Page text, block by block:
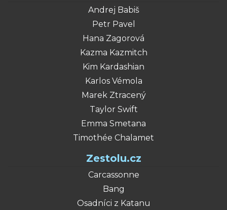
Andrej Babiš
Petr Pavel
Hana Zagorová
Kazma Kazmitch
Kim Kardashian
Karlos Vémola
Marek Ztracený
Taylor Swift
Emma Smetana
Timothée Chalamet
Zestolu.cz
Carcassonne
Bang
Osadníci z Katanu